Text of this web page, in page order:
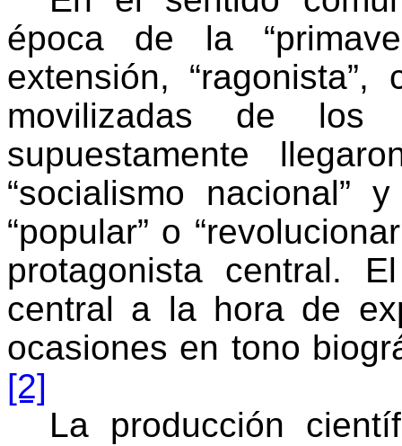
época de la
extensión,
movilizadas de los
supuestamente
“socialismo nacional”
“popular” o
protagonista central.
central a la hora de
ocasiones en tono
[2]
La producción